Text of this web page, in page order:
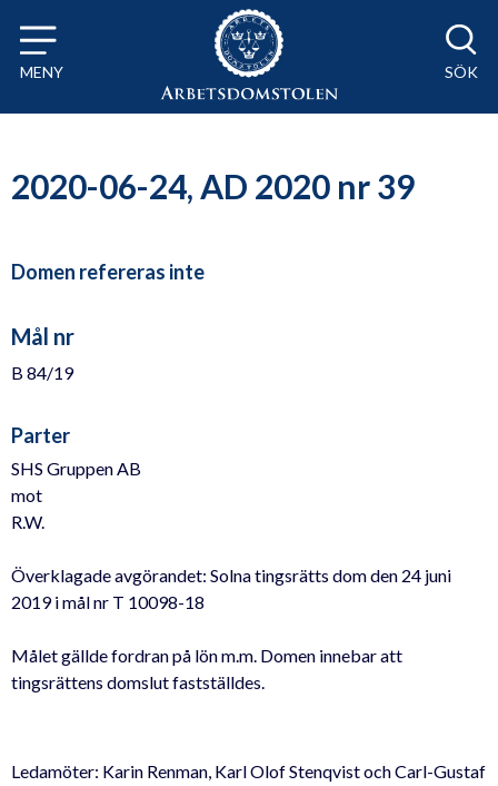
Till innehåll på sidan x
MENY SÖK
2020-06-24, AD 2020 nr 39
Domen refereras inte
Mål nr
B 84/19
Parter
SHS Gruppen AB
mot
R.W.
Överklagade avgörandet: Solna tingsrätts dom den 24 juni
2019 i mål nr T 10098-18
Målet gällde fordran på lön m.m. Domen innebar att
tingsrättens domslut fastställdes.
Ledamöter: Karin Renman, Karl Olof Stenqvist och Carl-Gustaf